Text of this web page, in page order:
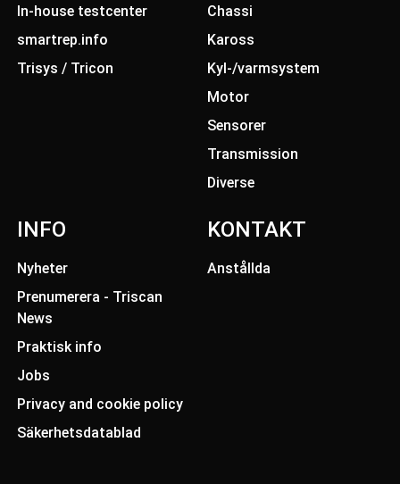
In-house testcenter
smartrep.info
Trisys / Tricon
Chassi
Kaross
Kyl-/varmsystem
Motor
Sensorer
Transmission
Diverse
INFO
Nyheter
Prenumerera - Triscan
News
Praktisk info
Jobs
Privacy and cookie policy
Säkerhetsdatablad
KONTAKT
Anstållda